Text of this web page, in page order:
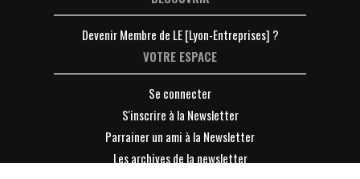
Devenir Membre de LE [Lyon-Entreprises] ?
VOTRE ESPACE
Se connecter
S'inscrire à la Newsletter
Parrainer un ami à la Newsletter
Les archives de la newsletter